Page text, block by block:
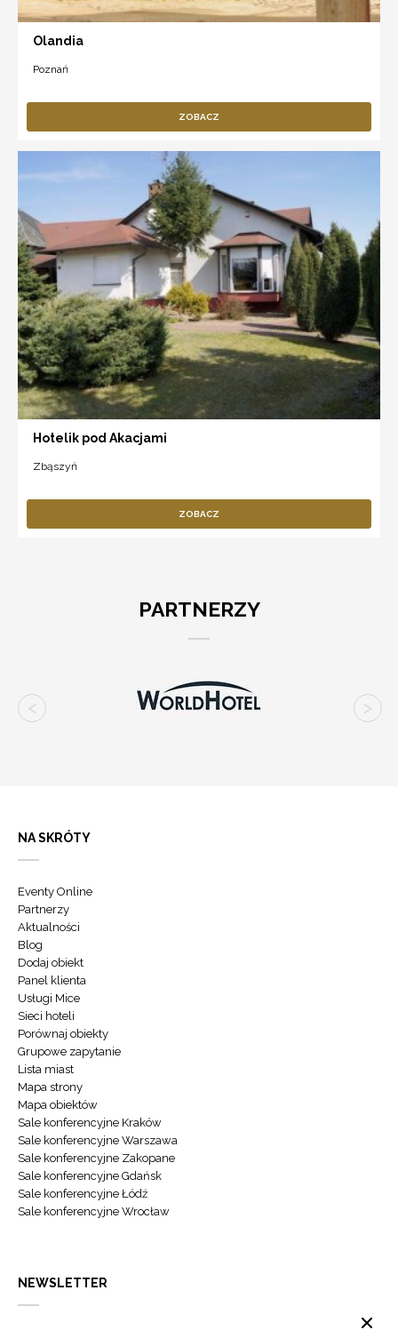
Olandia
Poznań
ZOBACZ
Hotelik pod Akacjami
Zbąszyń
ZOBACZ
PARTNERZY
NA SKRÓTY
Eventy Online
Partnerzy
Aktualności
Blog
Dodaj obiekt
Panel klienta
Usługi Mice
Sieci hoteli
Porównaj obiekty
Grupowe zapytanie
Lista miast
Mapa strony
Mapa obiektów
Sale konferencyjne Kraków
Sale konferencyjne Warszawa
Sale konferencyjne Zakopane
Sale konferencyjne Gdańsk
Sale konferencyjne Łódź
Sale konferencyjne Wrocław
NEWSLETTER